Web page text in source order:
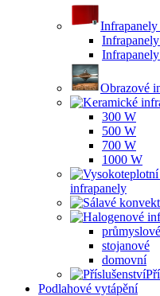
Infrapanely
Obrazové
300 W
500 W
700 W
1000 W
infrapanely
průmyslové
stojanové
domovní
Podlahové vytápění